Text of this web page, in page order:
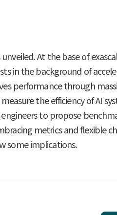
At the base of
in the background of
performance through
the efficiency of AI
to propose
metrics and flexible
some implications.